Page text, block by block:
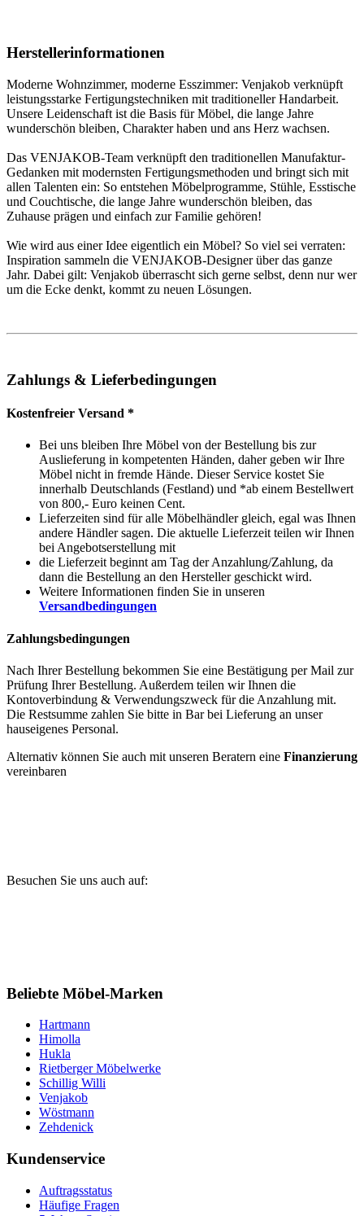
Herstellerinformationen
Moderne Wohnzimmer, moderne Esszimmer: Venjakob verknüpft
leistungsstarke Fertigungstechniken mit traditioneller Handarbeit.
Unsere Leidenschaft ist die Basis für Möbel, die lange Jahre
wunderschön bleiben, Charakter haben und ans Herz wachsen.
Das VENJAKOB-Team verknüpft den traditionellen Manufaktur-
Gedanken mit modernsten Fertigungsmethoden und bringt sich mit
allen Talenten ein: So entstehen Möbelprogramme, Stühle, Esstische
und Couchtische, die lange Jahre wunderschön bleiben, das
Zuhause prägen und einfach zur Familie gehören!
Wie wird aus einer Idee eigentlich ein Möbel? So viel sei verraten:
Inspiration sammeln die VENJAKOB-Designer über das ganze
Jahr. Dabei gilt: Venjakob überrascht sich gerne selbst, denn nur wer
um die Ecke denkt, kommt zu neuen Lösungen.
Zahlungs & Lieferbedingungen
Kostenfreier Versand *
Bei uns bleiben Ihre Möbel von der Bestellung bis zur
Auslieferung in kompetenten Händen, daher geben wir Ihre
Möbel nicht in fremde Hände. Dieser Service kostet Sie
innerhalb Deutschlands (Festland) und *ab einem Bestellwert
von 800,- Euro keinen Cent.
Lieferzeiten sind für alle Möbelhändler gleich, egal was Ihnen
andere Händler sagen. Die aktuelle Lieferzeit teilen wir Ihnen
bei Angebotserstellung mit
die Lieferzeit beginnt am Tag der Anzahlung/Zahlung, da
dann die Bestellung an den Hersteller geschickt wird.
Weitere Informationen finden Sie in unseren
Versandbedingungen
Zahlungsbedingungen
Nach Ihrer Bestellung bekommen Sie eine Bestätigung per Mail zur
Prüfung Ihrer Bestellung. Außerdem teilen wir Ihnen die
Kontoverbindung & Verwendungszweck für die Anzahlung mit.
Die Restsumme zahlen Sie bitte in Bar bei Lieferung an unser
hauseigenes Personal.
Alternativ können Sie auch mit unseren Beratern eine Finanzierung
vereinbaren
Besuchen Sie uns auch auf:
Beliebte Möbel-Marken
Hartmann
Himolla
Hukla
Rietberger Möbelwerke
Schillig Willi
Venjakob
Wöstmann
Zehdenick
Kundenservice
Auftragsstatus
Häufige Fragen